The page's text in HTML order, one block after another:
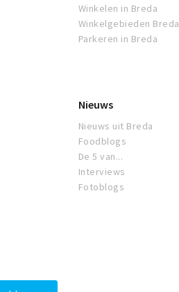
Winkelen in Breda
Winkelgebieden Breda
Parkeren in Breda
Nieuws
Nieuws uit Breda
Foodblogs
De 5 van...
Interviews
Fotoblogs